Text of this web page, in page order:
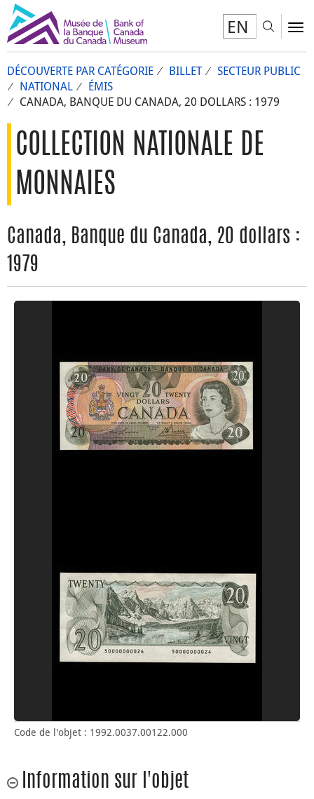
EN
DÉCOUVERTE PAR CATÉGORIE BILLET
SECTEUR PUBLIC
NATIONAL
ÉMIS
CANADA, BANQUE DU CANADA, 20 DOLLARS : 1979
COLLECTION NATIONALE DE
MONNAIES
Canada, Banque du Canada, 20 dollars :
1979
Code de l'objet : 1992.0037.00122.000
Information sur l'objet